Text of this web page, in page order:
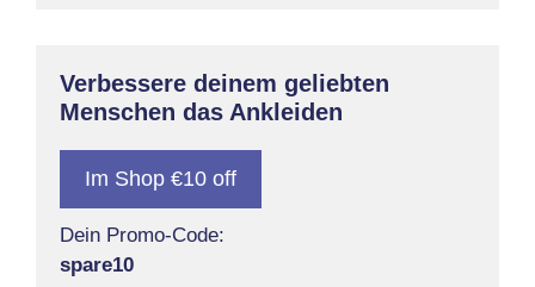
Verbessere deinem geliebten
Menschen das Ankleiden
Im Shop €10 off
Dein Promo-Code:
spare10